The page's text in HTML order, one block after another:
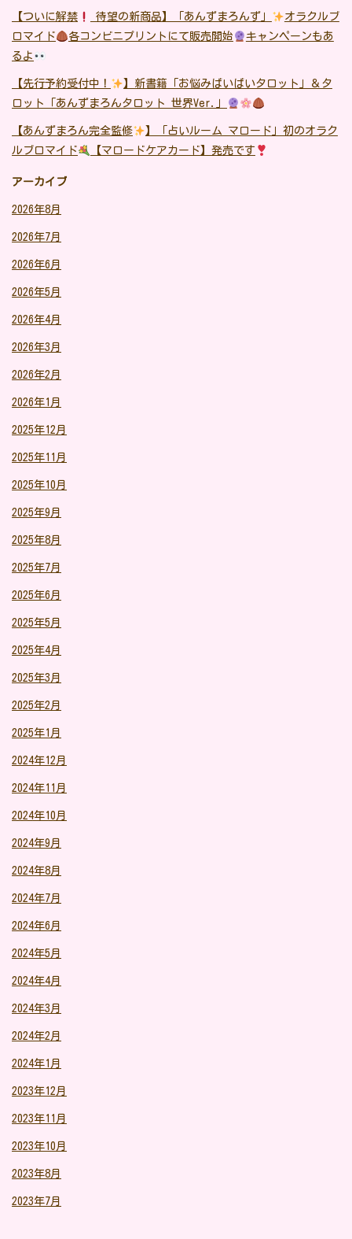
【ついに解禁 待望の新商品】「あんずまろんず」
オラクルブ
ロマイド
各コンビニプリントにて販売開始
キャンペーンもあ
るよ
【先行予約受付中！
】新書籍「お悩みばいばいタロット」＆タ
ロット「あんずまろんタロット 世界Ver.」
【あんずまろん完全監修
】「占いルーム マロード」初のオラク
ルブロマイド
【マロードケアカード】発売です
アーカイブ
2026年8月
2026年7月
2026年6月
2026年5月
2026年4月
2026年3月
2026年2月
2026年1月
2025年12月
2025年11月
2025年10月
2025年9月
2025年8月
2025年7月
2025年6月
2025年5月
2025年4月
2025年3月
2025年2月
2025年1月
2024年12月
2024年11月
2024年10月
2024年9月
2024年8月
2024年7月
2024年6月
2024年5月
2024年4月
2024年3月
2024年2月
2024年1月
2023年12月
2023年11月
2023年10月
2023年8月
2023年7月